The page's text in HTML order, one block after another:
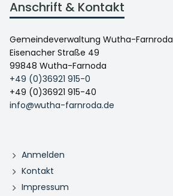
Anschrift & Kontakt
Gemeindeverwaltung Wutha-Farnroda
Eisenacher Straße 49
99848 Wutha-Farnoda
+49 (0)36921 915-0
+49 (0)36921 915-40
info@wutha-farnroda.de
Anmelden
Kontakt
Impressum